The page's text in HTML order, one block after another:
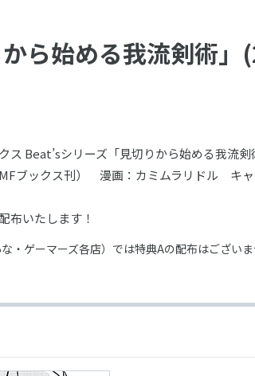
ら始める我流剣術」
ス Beat’sシリーズ「見切りから始める我流
ブックス刊） 漫画：カミムラリドル キャ
布いたします！
・ゲーマーズ各店）では特典Aの配布はございま